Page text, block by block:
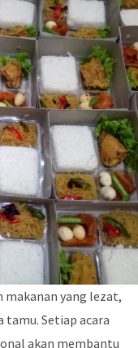
makanan yang lezat,
Setiap acara
akan membantu